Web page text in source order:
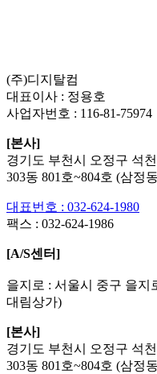
(주)디지탈컴
대표이사 : 정용호
사업자번호 : 116-81-75974
[본사]
경기도 부천시 오정구 석
303동 801호~804호 (삼정
대표번호 : 032-624-1980
팩스 : 032-624-1986
[A/S센터]
을지로 : 서울시 중구 을지
대림상가)
[본사]
경기도 부천시 오정구 석
303동 801호~804호 (삼정